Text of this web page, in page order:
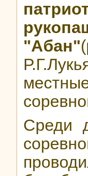
"Абан"
Среди